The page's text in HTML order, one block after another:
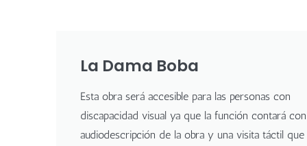
La Dama Boba
Esta obra será accesible para las personas con
discapacidad visual ya que la función contará con
audiodescripción de la obra y una visita táctil que